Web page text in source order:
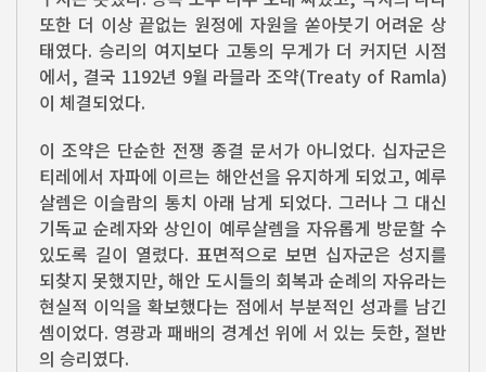
또한 더 이상 끝없는 원정에 자원을 쏟아붓기 어려운 상
태였다. 승리의 여지보다 고통의 무게가 더 커지던 시점
에서, 결국 1192년 9월 라믈라 조약(Treaty of Ramla)
이 체결되었다.
이 조약은 단순한 전쟁 종결 문서가 아니었다. 십자군은
티레에서 자파에 이르는 해안선을 유지하게 되었고, 예루
살렘은 이슬람의 통치 아래 남게 되었다. 그러나 그 대신
기독교 순례자와 상인이 예루살렘을 자유롭게 방문할 수
있도록 길이 열렸다. 표면적으로 보면 십자군은 성지를
되찾지 못했지만, 해안 도시들의 회복과 순례의 자유라는
현실적 이익을 확보했다는 점에서 부분적인 성과를 남긴
셈이었다. 영광과 패배의 경계선 위에 서 있는 듯한, 절반
의 승리였다.